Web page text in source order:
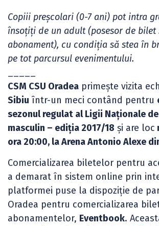
Copiii preșcolari (0-7 ani) pot intra
însoțiți de un adult (posesor de bilet
abonament), cu condiția să stea în
pe tot parcursul evenimentului.
CSM CSU Oradea primește vizita
Sibiu într-un meci contând pentru
sezonul regulat al Ligii Naționale
masculin – ediția 2017/18 și are loc
ora 20:00, la Arena Antonio Alexe
Comercializarea biletelor pentru
a demarat în sistem online prin
platformei puse la dispoziție de
Oradea pentru comercializarea
abonamentelor, Eventbook.